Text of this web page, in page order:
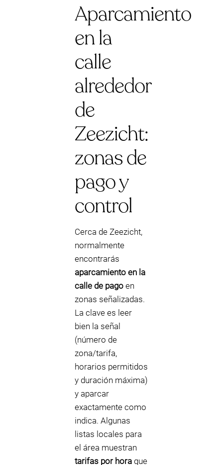
Aparcamiento
en la
calle
alrededor
de
Zeezicht:
zonas de
pago y
control
Cerca de Zeezicht,
normalmente
encontrarás
aparcamiento en la
calle de pago en
zonas señalizadas.
La clave es leer
bien la señal
(número de
zona/tarifa,
horarios permitidos
y duración máxima)
y aparcar
exactamente como
indica. Algunas
listas locales para
el área muestran
tarifas por hora que